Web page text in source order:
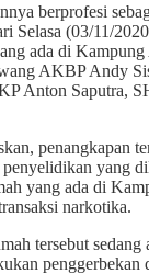
berprofesi
Selasa (03/11/
ada di
AKBP Andy
Anton Saputra,
penangkapan
yang
yang ada di
narkotika.
tersebut
penggerbekan